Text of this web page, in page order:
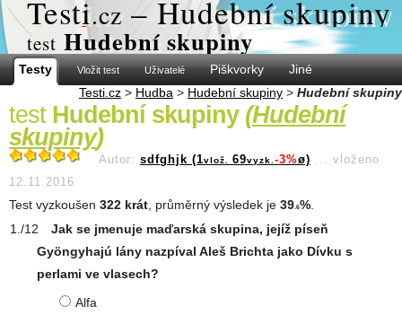
Testi.cz – Hudební skupiny
test Hudební skupiny
Testy Vložit test Uživatelé Piškvorky
Jiné
Testi.cz > Hudba > Hudební skupiny > Hudební skupiny
test Hudební skupiny (Hudební
skupiny)
Autor: sdfghjk (1vlož. 69vyzk. -3%ø) ... vloženo
12.11.2016
Test vyzkoušen 322 krát , průměrný výsledek je 39 .6%
Jak se jmenuje maďarská skupina, jejíž píseň
Gyöngyhajú lány nazpíval Aleš Brichta jako Dívku s
perlami ve vlasech?
Alfa